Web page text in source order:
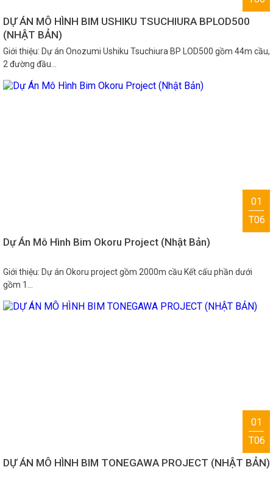
DỰ ÁN MÔ HÌNH BIM USHIKU TSUCHIURA BPLOD500
(NHẬT BẢN)
Giới thiệu: Dự án Onozumi Ushiku Tsuchiura BP LOD500 gồm 44m cầu,
2 đường đầu…
01
T06
Dự Án Mô Hình Bim Okoru Project (Nhật Bản)
Giới thiệu: Dự án Okoru project gồm 2000m cầu Kết cấu phần dưới
gồm 1…
01
T06
DỰ ÁN MÔ HÌNH BIM TONEGAWA PROJECT (NHẬT BẢN)